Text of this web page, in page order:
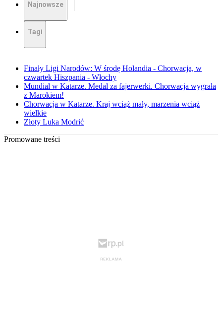
Najnowsze
Tagi
Finały Ligi Narodów: W środę Holandia - Chorwacja, w
czwartek Hiszpania - Włochy
Mundial w Katarze. Medal za fajerwerki. Chorwacja wygrała
z Marokiem!
Chorwacja w Katarze. Kraj wciąż mały, marzenia wciąż
wielkie
Złoty Luka Modrić
Promowane treści